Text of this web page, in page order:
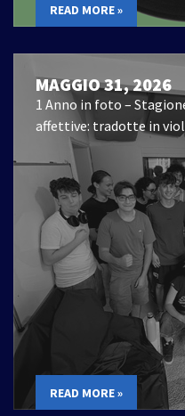
READ MORE »
MAGGIO 31, 2026
1 Anno in foto –
affettive: tradotte in
READ MORE »